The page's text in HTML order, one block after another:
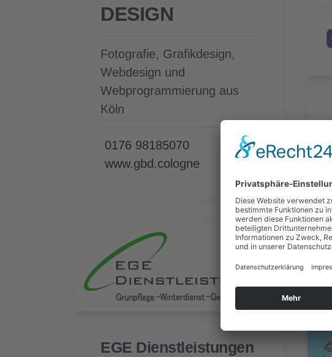
DESIGN
Fotografie, Grafikdesign,
Webdesign und
Webprogrammierung aus
Köln
0176 98185070
www.gbd.cologne
EGE Dienstleistungen